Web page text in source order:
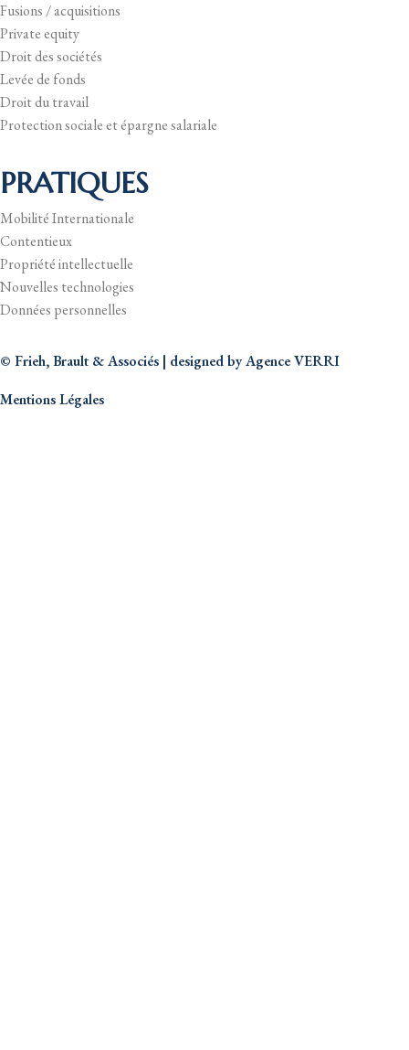
Fusions / acquisitions
Private equity
Droit des sociétés
Levée de fonds
Droit du travail
Protection sociale et épargne salariale
PRATIQUES
Mobilité Internationale
Contentieux
Propriété intellectuelle
Nouvelles technologies
Données personnelles
© Frieh, Brault & Associés | designed byAgence VERRI
Mentions Légales